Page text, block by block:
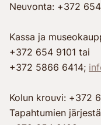
Neuvonta: +372
Kassa ja
+372 654 9101 tai
+372 5866 6414;
Kolun krouvi: +372
Tapahtumien